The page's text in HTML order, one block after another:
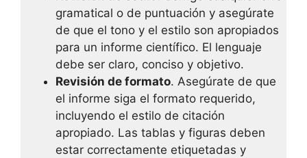
gramatical o de puntuación y asegúrate
de que el tono y el estilo son apropiados
para un informe científico. El lenguaje
debe ser claro, conciso y objetivo.
Revisión de formato. Asegúrate de que
el informe siga el formato requerido,
incluyendo el estilo de citación
apropiado. Las tablas y figuras deben
estar correctamente etiquetadas y